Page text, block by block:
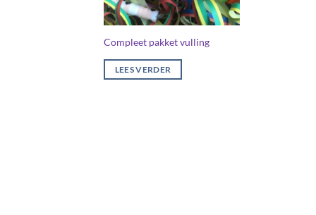
Compleet pakket vulling
LEES VERDER